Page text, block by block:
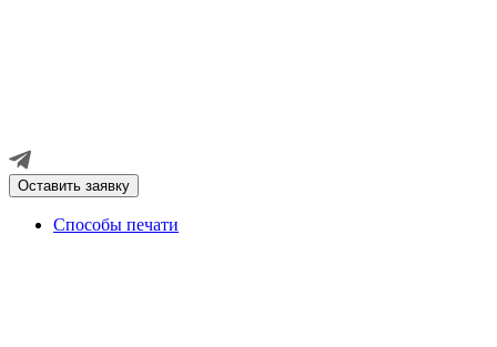
Оставить заявку
Способы печати